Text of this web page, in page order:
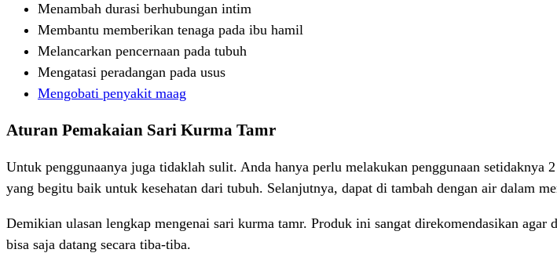
Menambah durasi berhubungan intim
Membantu memberikan tenaga pada ibu hamil
Melancarkan pencernaan pada tubuh
Mengatasi peradangan pada usus
Mengobati penyakit maag
Aturan Pemakaian Sari Kurma Tamr
Untuk penggunaanya juga tidaklah sulit. Anda hanya perlu melakukan penggunaan
yang begitu baik untuk kesehatan dari tubuh. Selanjutnya, dapat di tambah dengan air dalam
Demikian ulasan lengkap mengenai sari kurma tamr. Produk ini sangat direkomendasikan
bisa saja datang secara tiba-tiba.